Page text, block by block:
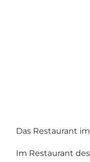
Das Restaurant
Im Restaurant